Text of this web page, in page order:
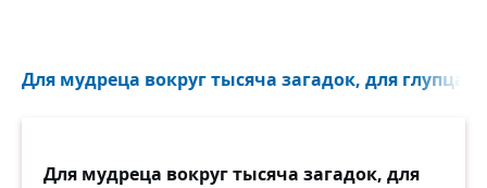
Для мудреца вокруг тысяча загадок, для глупца
Для мудреца вокруг тысяча загадок, для